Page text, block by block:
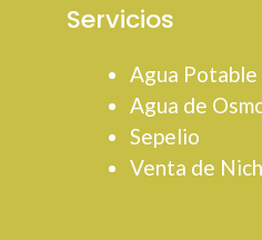
Servicios
Agua Potable
Agua de
Sepelio
Venta de